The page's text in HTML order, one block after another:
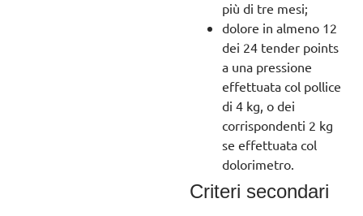
più di tre mesi;
dolore in almeno 12
dei 24 tender points
a una pressione
effettuata col pollice
di 4 kg, o dei
corrispondenti 2 kg
se effettuata col
dolorimetro.
Criteri secondari